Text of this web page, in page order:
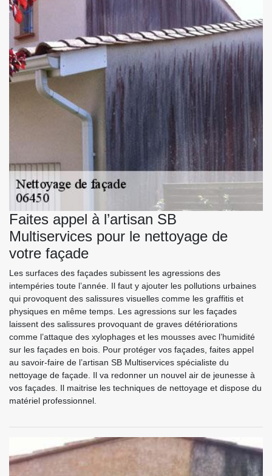
Faites appel à l’artisan SB
Multiservices pour le nettoyage de
votre façade
Les surfaces des façades subissent les agressions des
intempéries toute l’année. Il faut y ajouter les pollutions urbaines
qui provoquent des salissures visuelles comme les graffitis et
physiques en même temps. Les agressions sur les façades
laissent des salissures provoquant de graves détériorations
comme l’attaque des xylophages et les mousses avec l’humidité
sur les façades en bois. Pour protéger vos façades, faites appel
au savoir-faire de l’artisan SB Multiservices spécialiste du
nettoyage de façade. Il va redonner un nouvel air de jeunesse à
vos façades. Il maitrise les techniques de nettoyage et dispose du
matériel professionnel.